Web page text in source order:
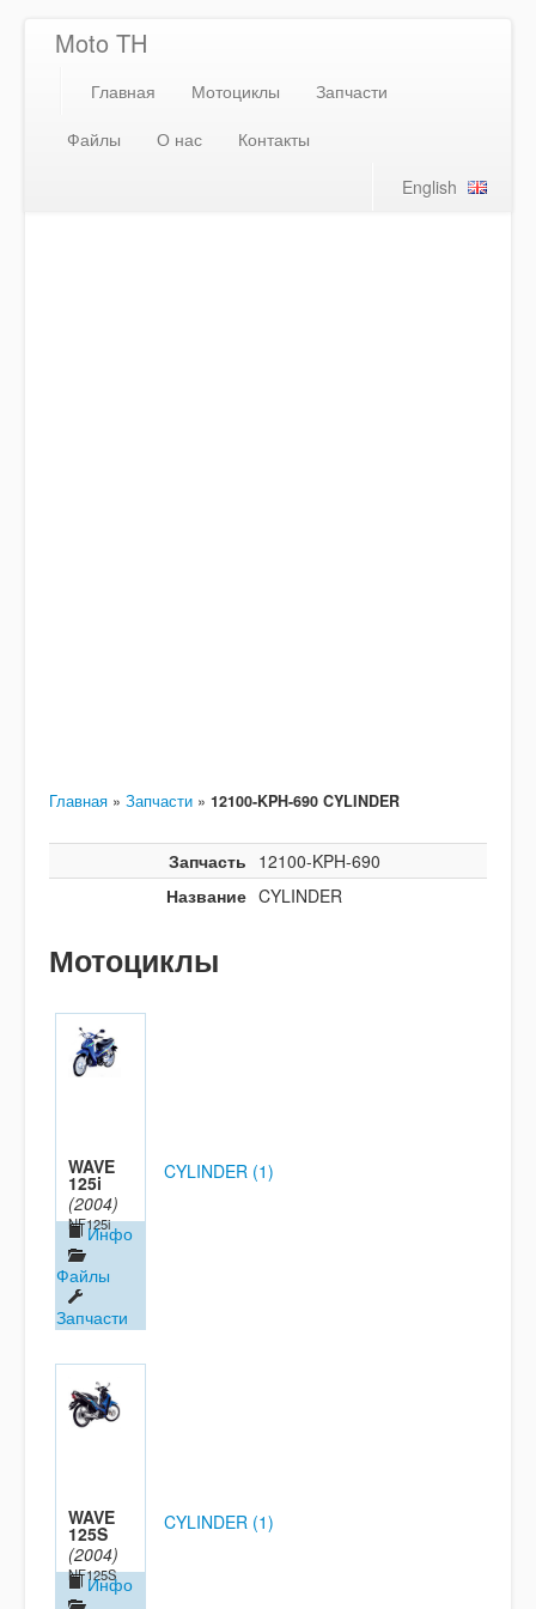
Moto TH
Главная Мотоциклы
Запчасти
Файлы
О нас
Контакты
English
Главная » Запчасти » 12100-KPH-690 CYLINDER
Запчасть 12100-KPH-690
Название CYLINDER
Мотоциклы
WAVE
125i
(2004)
NF125iИнфо
Файлы
Запчасти
CYLINDER (1)
WAVE
125S
(2004)
NF125S
Инфо
CYLINDER (1)